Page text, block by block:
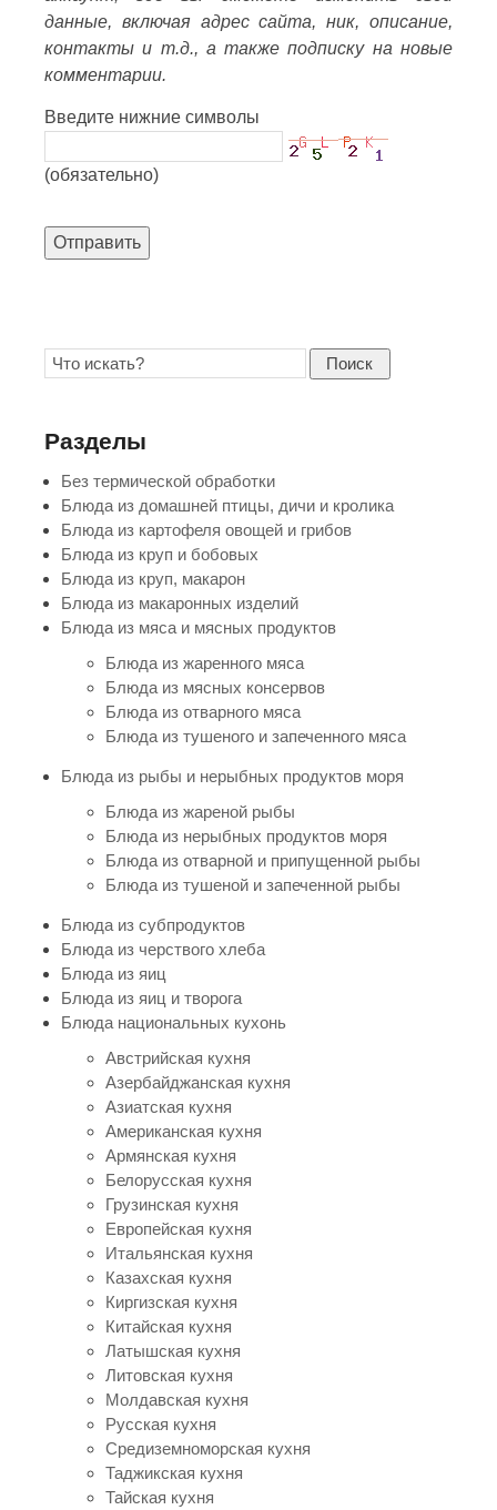
данные, включая адрес сайта, ник, описание,
контакты и т.д., а также подписку на новые
комментарии.
Введите нижние символы
(обязательно)
Отправить
Поиск
Разделы
Без термической обработки
Блюда из домашней птицы, дичи и кролика
Блюда из картофеля овощей и грибов
Блюда из круп и бобовых
Блюда из круп, макарон
Блюда из макаронных изделий
Блюда из мяса и мясных продуктов
Блюда из жаренного мяса
Блюда из мясных консервов
Блюда из отварного мяса
Блюда из тушеного и запеченного мяса
Блюда из рыбы и нерыбных продуктов моря
Блюда из жареной рыбы
Блюда из нерыбных продуктов моря
Блюда из отварной и припущенной рыбы
Блюда из тушеной и запеченной рыбы
Блюда из субпродуктов
Блюда из черствого хлеба
Блюда из яиц
Блюда из яиц и творога
Блюда национальных кухонь
Австрийская кухня
Азербайджанская кухня
Азиатская кухня
Американская кухня
Армянская кухня
Белорусская кухня
Грузинская кухня
Европейская кухня
Итальянская кухня
Казахская кухня
Киргизская кухня
Китайская кухня
Латышская кухня
Литовская кухня
Молдавская кухня
Русская кухня
Средиземноморская кухня
Таджикская кухня
Тайская кухня